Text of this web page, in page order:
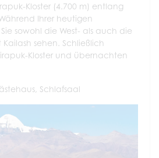
Kloster (4.700 m) entlang
Ihrer heutigen
sowohl die West- als auch die
sehen. Schließlich
Kloster und übernachten
Schlafsaal